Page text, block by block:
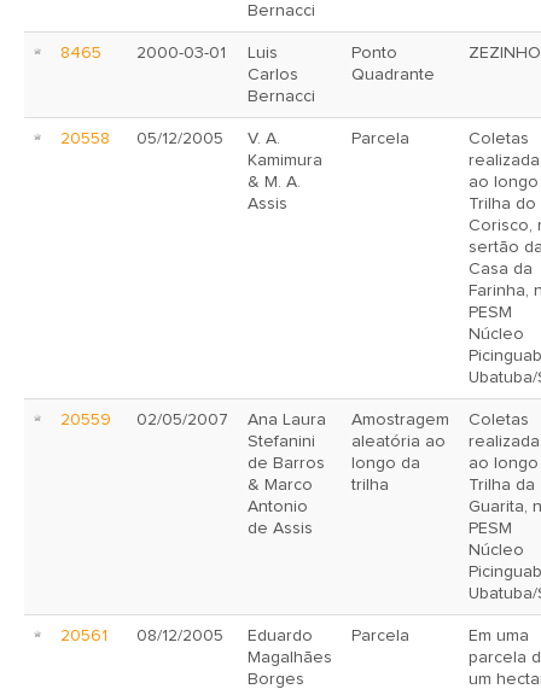
Bernacci
8465 2000-03-01
Luis
Carlos
Bernacci
Ponto
Quadrante
ZEZINHO
20558 05/12/2005
V. A.
Kamimura
& M. A.
Assis
Parcela
Coletas
ao longo
Trilha do
Corisco,
sertão
Casa da
Farinha,
PESM
Núcleo
Ubatuba/
20559 02/05/2007
Ana Laura
Stefanini
de Barros
& Marco
Antonio
de Assis
Amostragem
aleatória ao
longo da
trilha
Coletas
ao longo
Trilha da
Guarita,
PESM
Núcleo
Ubatuba/
20561 08/12/2005
Eduardo
Magalhães
Borges
Parcela
Em uma
parcela
um